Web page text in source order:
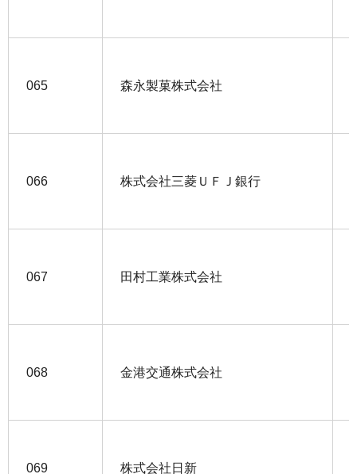
065 森永製菓株式会社
066 株式会社三菱ＵＦＪ銀行
067 田村工業株式会社
068 金港交通株式会社
069 株式会社日新